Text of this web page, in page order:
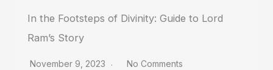
In the Footsteps of Divinity: Guide to Lord
Ram’s Story
November 9, 2023 No Comments